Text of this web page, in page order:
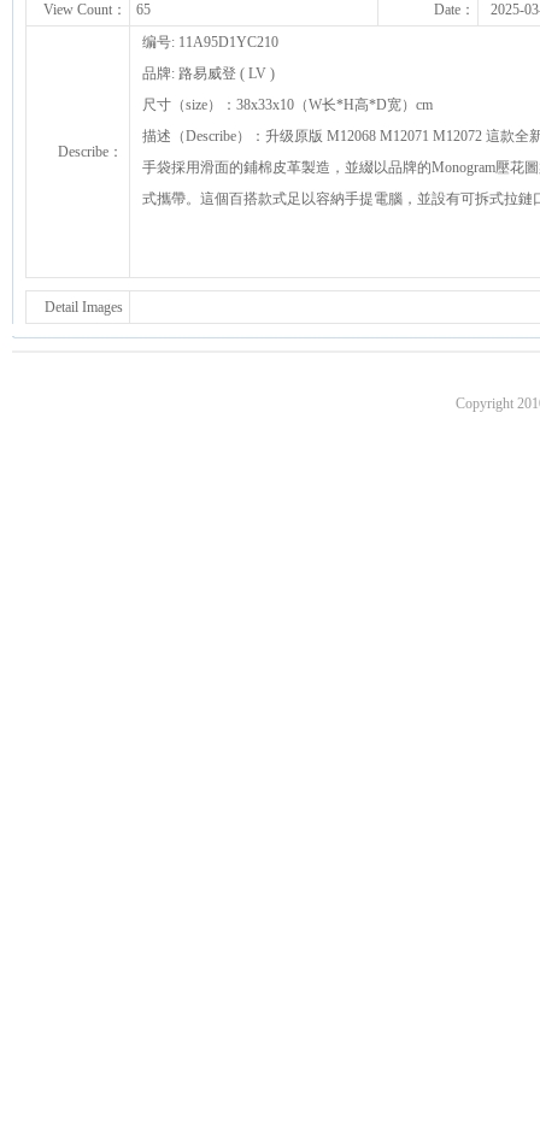
View Count：
65 Date： 2025-
Describe：
编号: 11A95D1YC210
品牌: 路易威登 ( LV )
尺寸（size）：38x33x10（W长*H高*D宽）cm
描述（Describe）：升级原版 M12068 M12071 M12072 這款
手袋採用滑面的鋪棉皮革製造，並綴以品牌的Monogram壓花
式攜帶。這個百搭款式足以容納手提電腦，並設有可拆式拉鏈
Detail Images
Copyright